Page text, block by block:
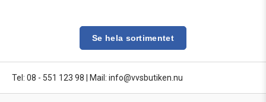
Se hela sortimentet
Tel: 08 - 551 123 98 Mail: info@vvsbutiken.nu